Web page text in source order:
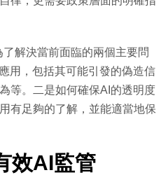
解決當前面臨的兩個主要問
用，包括其可能引發的偽造信
等。二是如何確保AI的透明度
有足夠的了解，並能適當地保
效AI監管